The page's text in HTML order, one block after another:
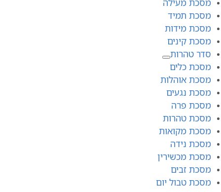
מסכת תמיד
מסכת מידות
מסכת קינים
סדר טהרות
מסכת כלים
מסכת אוהלות
מסכת נגעים
מסכת פרה
מסכת טהרות
מסכת מקואות
מסכת נידה
מסכת מכשירין
מסכת זבים
מסכת טבול יום